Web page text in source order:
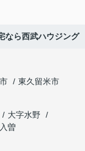
ら西武ハウジング
東久留米市
大字水野
曽